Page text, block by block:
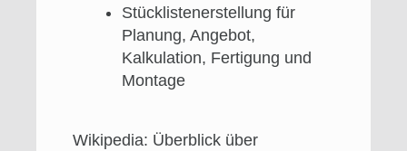
Stücklistenerstellung für
Planung, Angebot,
Kalkulation, Fertigung und
Montage
Wikipedia: Überblick über